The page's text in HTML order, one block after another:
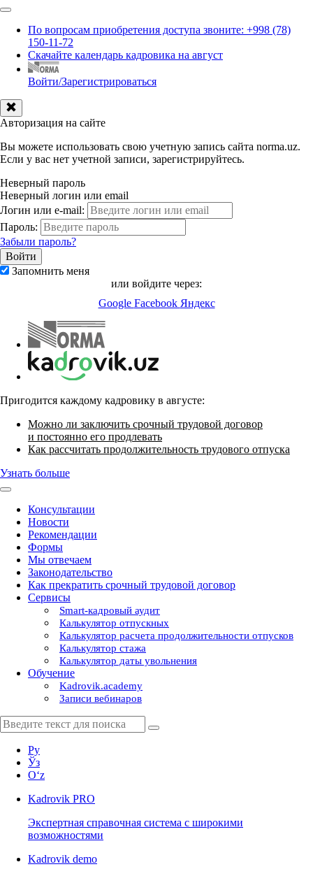
По вопросам приобретения доступа звоните: +998 (78)
150-11-72
Скачайте календарь кадровика на август
Войти/Зарегистрироваться
Авторизация на сайте
Вы можете использовать свою учетную запись сайта norma.uz.
Если у вас нет учетной записи, зарегистрируйтесь.
Неверный пароль
Неверный логин или email
Логин или e-mail:
Пароль:
Забыли пароль?
Запомнить меня
или войдите через:
Google Facebook Яндекс
Пригодится каждому кадровику в августе:
Можно ли заключить срочный трудовой договор
и постоянно его продлевать
Как рассчитать продолжительность трудового отпуска
Узнать больше
Консультации
Новости
Рекомендации
Формы
Мы отвечаем
Законодательство
Как прекратить срочный трудовой договор
Сервисы
Smart-кадровый аудит
Калькулятор отпускных
Калькулятор расчета продолжительности отпусков
Калькулятор стажа
Калькулятор даты увольнения
Обучение
Kadrovik.academy
Записи вебинаров
Ру
Ўз
Oʻz
Kadrovik PRO
Экспертная справочная система с широкими
возможностями
Kadrovik demo